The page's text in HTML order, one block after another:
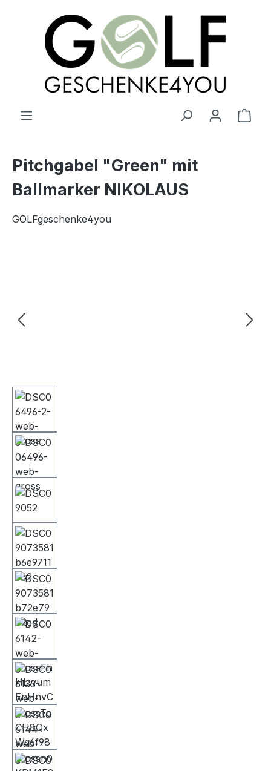
springen
Pitchgabel "Green" mit
Ballmarker NIKOLAUS
GOLFgeschenke4you